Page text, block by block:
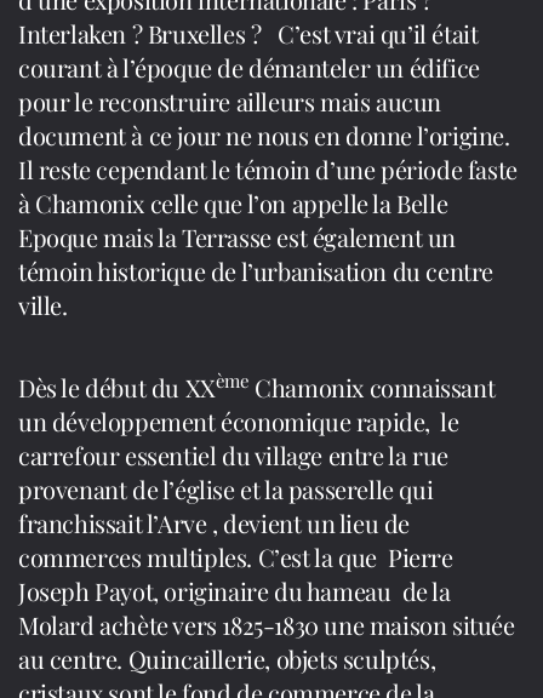
Interlaken ? Bruxelles ? C’est vrai qu’il était
courant à l’époque de démanteler un édifice
pour le reconstruire ailleurs mais aucun
document à ce jour ne nous en donne l’origine.
Il reste cependant le témoin d’une période faste
à Chamonix celle que l’on appelle la Belle
Epoque mais la Terrasse est également un
témoin historique de l’urbanisation du centre
ville.
Dès le début du XXème Chamonix connaissant
un développement économique rapide, le
carrefour essentiel du village entre la rue
provenant de l’église et la passerelle qui
franchissait l’Arve , devient un lieu de
commerces multiples. C’est la que Pierre
Joseph Payot, originaire du hameau de la
Molard achète vers 1825-1830 une maison située
au centre. Quincaillerie, objets sculptés,